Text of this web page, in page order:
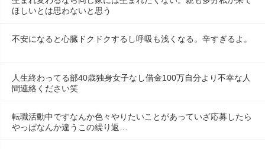
ほしいとは思わないと思う
不安になると心臓ドクドクするし呼吸も浅くなる。辛すぎるよ。
人生終わってる部40歳独身女子なし借金100万自分より不幸な人
間連絡ください笑
転職活動中ですなんか色々やりたいことがあっていざ応募したら
やっぱなんか違うこの繰り返…